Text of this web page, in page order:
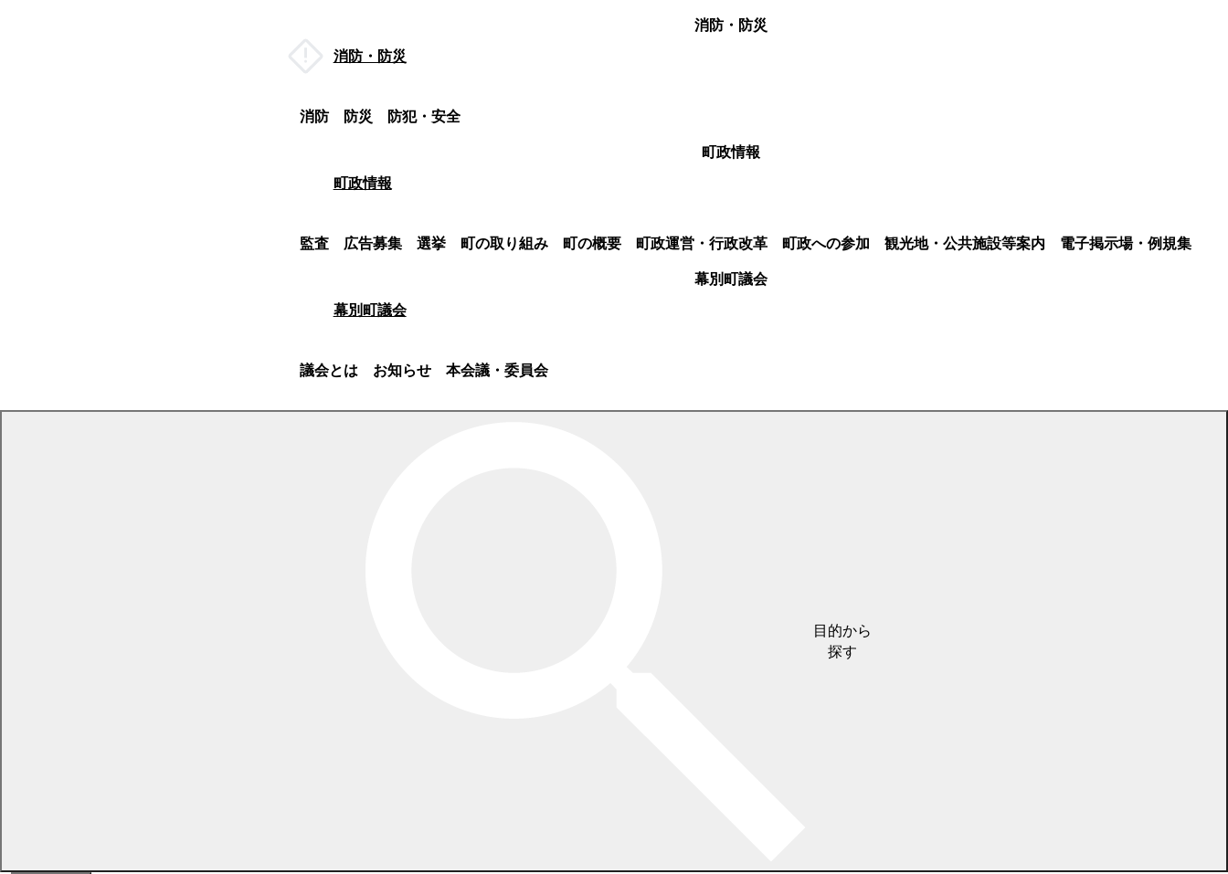
消防・防災
消防・防災
消防 防災
防犯・安全
町政情報
町政情報
監査 広告募集 選挙 町の取り組み 町の概要 町政運営・行政改革 町政への参加 観光地・公共施設等案内
電子掲示場・例規集
幕別町議会
幕別町議会
議会とは お知らせ 本会議・委員会
目的から
探す